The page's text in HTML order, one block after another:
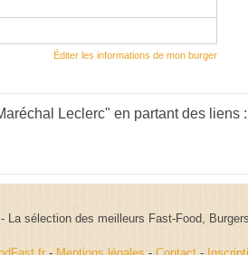
Éditer les informations de mon burger
Leclerc" en partant des liens :
La sélection des meilleurs Fast-Food,